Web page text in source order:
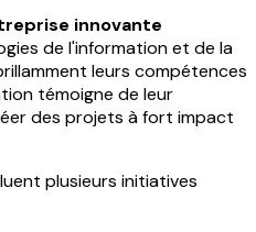
innovante
de l'information et de la
leurs compétences
témoigne de leur
des projets à fort impact
plusieurs initiatives